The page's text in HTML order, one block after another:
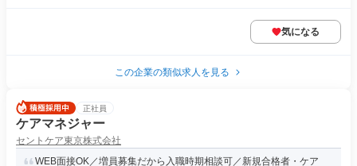
気になる
この企業の類似求人を見る
正社員
ケアマネジャー
セントケア東京株式会社
WEB面接OK／増員募集だから入職時期相談可／新規合格者・ケア